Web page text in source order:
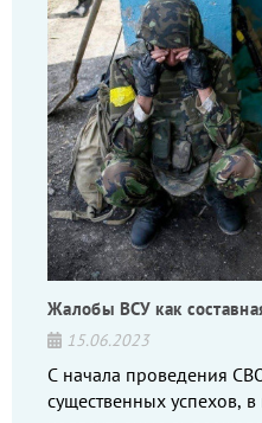
Жалобы ВСУ как
15.06.2023
С начала проведения
существенных успехов,